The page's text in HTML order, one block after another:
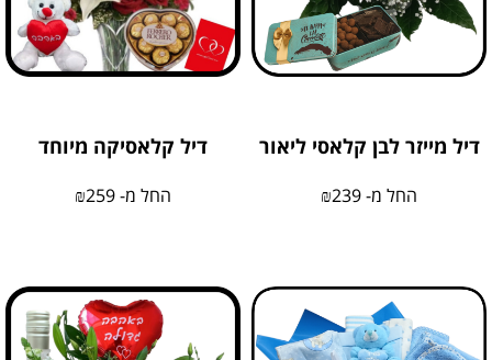
דיל מייזר לבן קלאסי ליאור
החל מ- ₪239
דיל קלאסיקה מיוחד
החל מ- ₪259